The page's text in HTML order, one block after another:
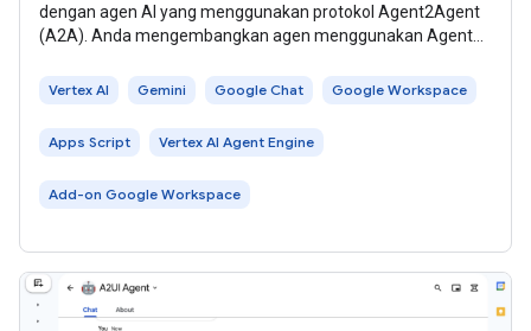
dengan agen AI yang menggunakan protokol Agent2Agent
(A2A). Anda mengembangkan agen menggunakan Agent
Vertex AI Gemini Google Chat Google Workspace
Apps Script Vertex AI Agent Engine
Add-on Google Workspace